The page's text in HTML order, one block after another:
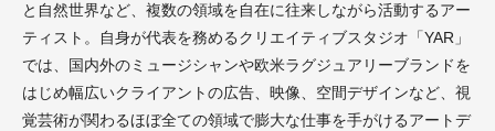
と自然世界など、複数の領域を自在に往来しながら活動するアー
ティスト。自身が代表を務めるクリエイティブスタジオ「YAR」
では、国内外のミュージシャンや欧米ラグジュアリーブランドを
はじめ幅広いクライアントの広告、映像、空間デザインなど、視
覚芸術が関わるほぼ全ての領域で膨大な仕事を手がけるアートデ